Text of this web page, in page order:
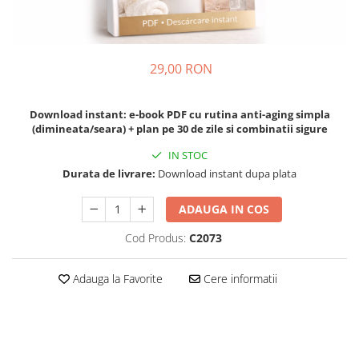
29,00 RON
Download instant: e-book PDF cu rutina anti-aging simpla
(dimineata/seara) + plan pe 30 de zile si combinatii sigure
IN STOC
Durata de livrare: Download instant dupa plata
ADAUGA IN COS
Cod Produs: C2073
Adauga la Favorite Cere informatii